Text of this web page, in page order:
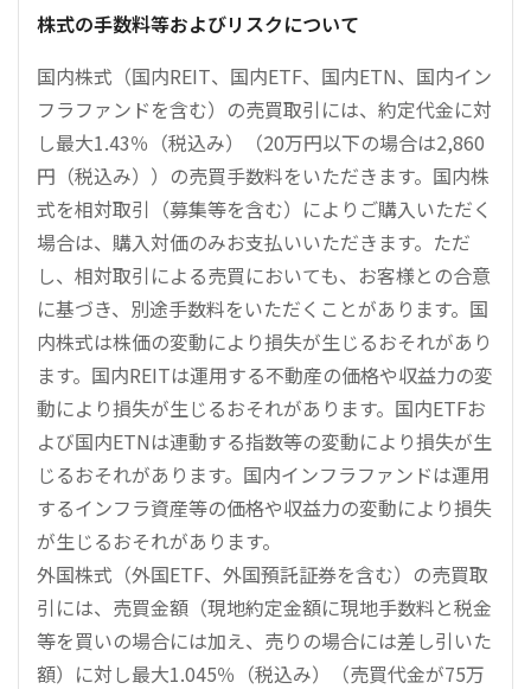
株式の手数料等およびリスクについて
国内株式（国内REIT、国内ETF、国内ETN、国内イン
フラファンドを含む）の売買取引には、約定代金に対
し最大1.43％（税込み）（20万円以下の場合は2,860
円（税込み））の売買手数料をいただきます。国内株
式を相対取引（募集等を含む）によりご購入いただく
場合は、購入対価のみお支払いいただきます。ただ
し、相対取引による売買においても、お客様との合意
に基づき、別途手数料をいただくことがあります。国
内株式は株価の変動により損失が生じるおそれがあり
ます。国内REITは運用する不動産の価格や収益力の変
動により損失が生じるおそれがあります。国内ETFお
よび国内ETNは連動する指数等の変動により損失が生
じるおそれがあります。国内インフラファンドは運用
するインフラ資産等の価格や収益力の変動により損失
が生じるおそれがあります。
外国株式（外国ETF、外国預託証券を含む）の売買取
引には、売買金額（現地約定金額に現地手数料と税金
等を買いの場合には加え、売りの場合には差し引いた
額）に対し最大1.045％（税込み）（売買代金が75万